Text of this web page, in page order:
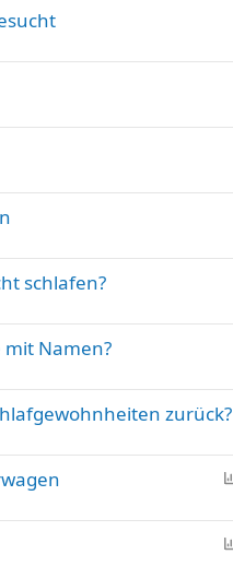
schlafen?
Namen?
zurück?